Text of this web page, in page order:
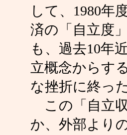
して、1980年
済の「自立度
も、過去10年
立概念からす
な挫折に終っ
この「自立
か、外部より